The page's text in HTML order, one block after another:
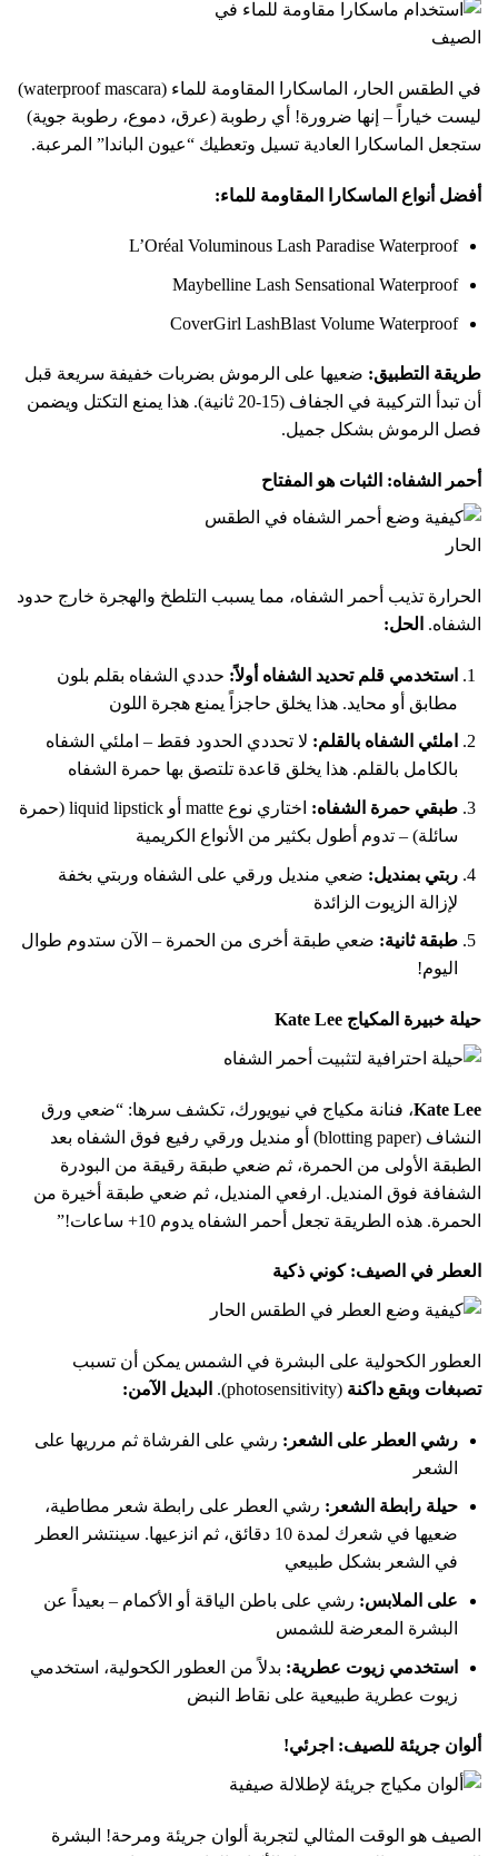
في الطقس الحار، الماسكارا المقاومة للماء (waterproof mascara)
ليست خياراً – إنها ضرورة! أي رطوبة (عرق، دموع، رطوبة جوية)
ستجعل الماسكارا العادية تسيل وتعطيك “عيون الباندا” المرعبة.
أفضل أنواع الماسكارا المقاومة للماء:
L’Oréal Voluminous Lash Paradise Waterproof
Maybelline Lash Sensational Waterproof
CoverGirl LashBlast Volume Waterproof
طريقة التطبيق: ضعيها على الرموش بضربات خفيفة سريعة قبل
أن تبدأ التركيبة في الجفاف (15-20 ثانية). هذا يمنع التكتل ويضمن
فصل الرموش بشكل جميل.
أحمر الشفاه: الثبات هو المفتاح
الحرارة تذيب أحمر الشفاه، مما يسبب التلطخ والهجرة خارج حدود
الشفاه. الحل:
استخدمي قلم تحديد الشفاه أولاً: حددي الشفاه بقلم بلون
مطابق أو محايد. هذا يخلق حاجزاً يمنع هجرة اللون
املئي الشفاه بالقلم: لا تحددي الحدود فقط – املئي الشفاه
بالكامل بالقلم. هذا يخلق قاعدة تلتصق بها حمرة الشفاه
طبقي حمرة الشفاه:
اختاري نوع matte أو liquid lipstick (حمرة
سائلة) – تدوم أطول بكثير من الأنواع الكريمية
ربتي بمنديل: ضعي منديل ورقي على الشفاه وربتي بخفة
لإزالة الزيوت الزائدة
طبقة ثانية: ضعي طبقة أخرى من الحمرة – الآن ستدوم طوال
اليوم!
حيلة خبيرة المكياج Kate Lee
Kate Lee، فنانة مكياج في نيويورك، تكشف سرها: “ضعي ورق
النشاف (blotting paper) أو منديل ورقي رفيع فوق الشفاه بعد
الطبقة الأولى من الحمرة، ثم ضعي طبقة رقيقة من البودرة
الشفافة فوق المنديل. ارفعي المنديل، ثم ضعي طبقة أخيرة من
الحمرة. هذه الطريقة تجعل أحمر الشفاه يدوم 10+ ساعات!”
العطر في الصيف: كوني ذكية
العطور الكحولية على البشرة في الشمس يمكن أن تسبب
تصبغات وبقع داكنة (photosensitivity). البديل الآمن:
رشي العطر على الشعر: رشي على الفرشاة ثم مرريها على
الشعر
حيلة رابطة الشعر: رشي العطر على رابطة شعر مطاطية،
ضعيها في شعرك لمدة 10 دقائق، ثم انزعيها. سينتشر العطر
في الشعر بشكل طبيعي
على الملابس: رشي على باطن الياقة أو الأكمام – بعيداً عن
البشرة المعرضة للشمس
استخدمي زيوت عطرية: بدلاً من العطور الكحولية، استخدمي
زيوت عطرية طبيعية على نقاط النبض
ألوان جريئة للصيف: اجرئي!
الصيف هو الوقت المثالي لتجربة ألوان جريئة ومرحة! البشرة